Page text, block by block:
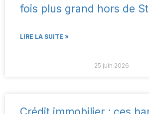
fois plus grand hors de
LIRE LA SUITE »
25 juin 2026